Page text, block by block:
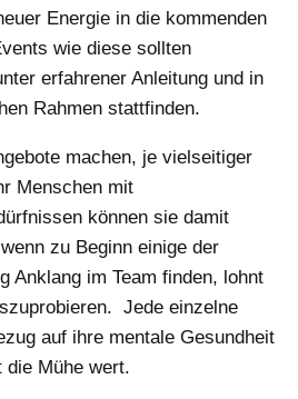
Energie in die kommenden
wie diese sollten
erfahrener Anleitung und in
Rahmen stattfinden.
machen, je vielseitiger
Menschen mit
können sie damit
zu Beginn einige der
Anklang im Team finden, lohnt
Jede einzelne
auf ihre mentale Gesundheit
die Mühe wert.